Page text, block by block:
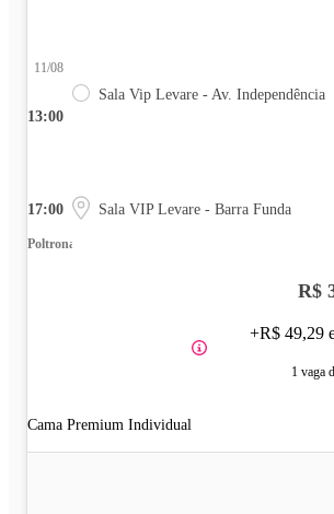
13:00
11/08
Sala Vip Levare - Av. Independência
17:00 Sala VIP Levare - Barra Funda
Poltrona
Cama Premium Individual
R$
+R$ 49,29
1 vaga